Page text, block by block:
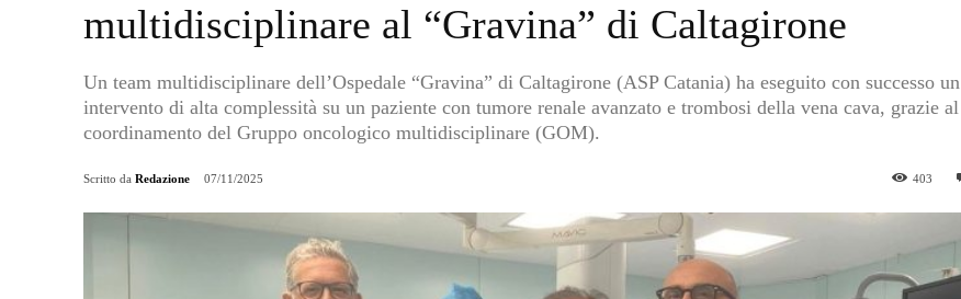
multidisciplinare al “Gravina” di Caltagirone
Un team multidisciplinare dell’Ospedale “Gravina” di Caltagirone (ASP Catania) ha eseguito con successo un
intervento di alta complessità su un paziente con tumore renale avanzato e trombosi della vena cava, grazie al
coordinamento del Gruppo oncologico multidisciplinare (GOM).
Scritto da Redazione 07/11/2025 403